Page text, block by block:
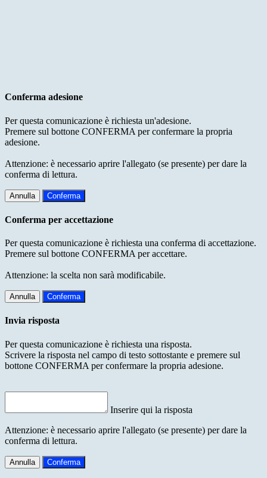
Conferma adesione
Per questa comunicazione è richiesta un'adesione.
Premere sul bottone CONFERMA per confermare la propria
adesione.
Attenzione: è necessario aprire l'allegato (se presente) per dare la
conferma di lettura.
Annulla Conferma
Conferma per accettazione
Per questa comunicazione è richiesta una conferma di accettazione.
Premere sul bottone CONFERMA per accettare.
Attenzione: la scelta non sarà modificabile.
Annulla Conferma
Invia risposta
Per questa comunicazione è richiesta una risposta.
Scrivere la risposta nel campo di testo sottostante e premere sul
bottone CONFERMA per confermare la propria adesione.
Inserire qui la risposta
Attenzione: è necessario aprire l'allegato (se presente) per dare la
conferma di lettura.
Annulla Conferma